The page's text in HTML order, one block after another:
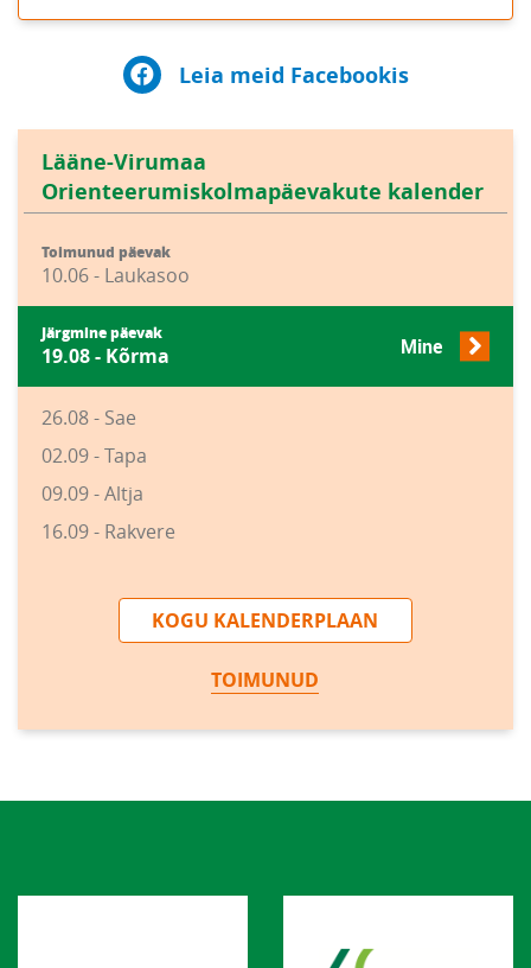
Leia meid Facebookis
Lääne-Virumaa
Orienteerumiskolmapäevakute kalender
Toimunud päevak
10.06 - Laukasoo
Järgmine päevak
19.08 - Kõrma Mine
26.08 - Sae
02.09 - Tapa
09.09 - Altja
16.09 - Rakvere
KOGU KALENDERPLAAN
TOIMUNUD